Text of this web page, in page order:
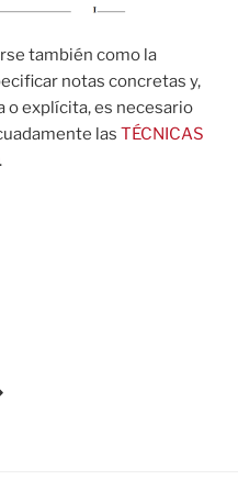
también como la
notas concretas y,
o explícita, es necesario
las TÉCNICAS
.